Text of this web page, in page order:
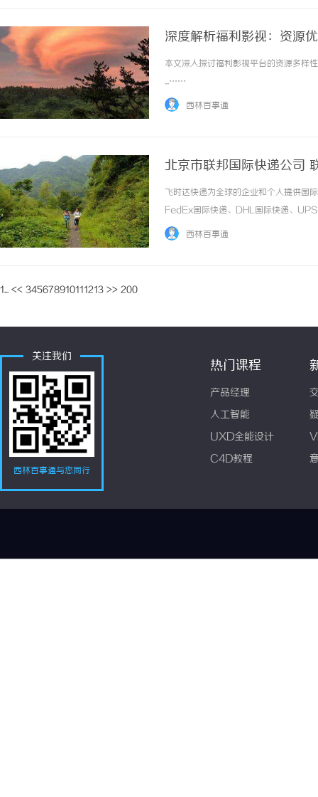
深度解析福利影视：资源
本文深入探讨福利影视平台的资源多样
...……
西林百事通
北京市联邦国际快递公司
官网
飞时达快递为全球的企业和个人提供国
FedEx国际快递、DHL国际快递、
务。北京房山琉璃河联邦国际快递公司
西林百事通
1... << 345678910111213 >> 200
关注我们
西林百事通与您同行
热门课程
产品经理
人工智能
UXD全能设计
C4D教程